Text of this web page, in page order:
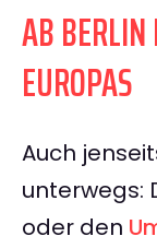
AB
EUROPAS
Auch
unterwegs:
oder den